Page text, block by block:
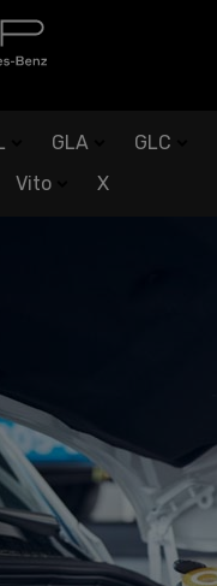
GLA GLC
Vito X